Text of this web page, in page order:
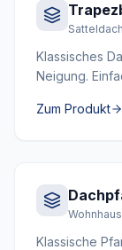
Klassisches
Neigung.
Zum Produkt
Klassische